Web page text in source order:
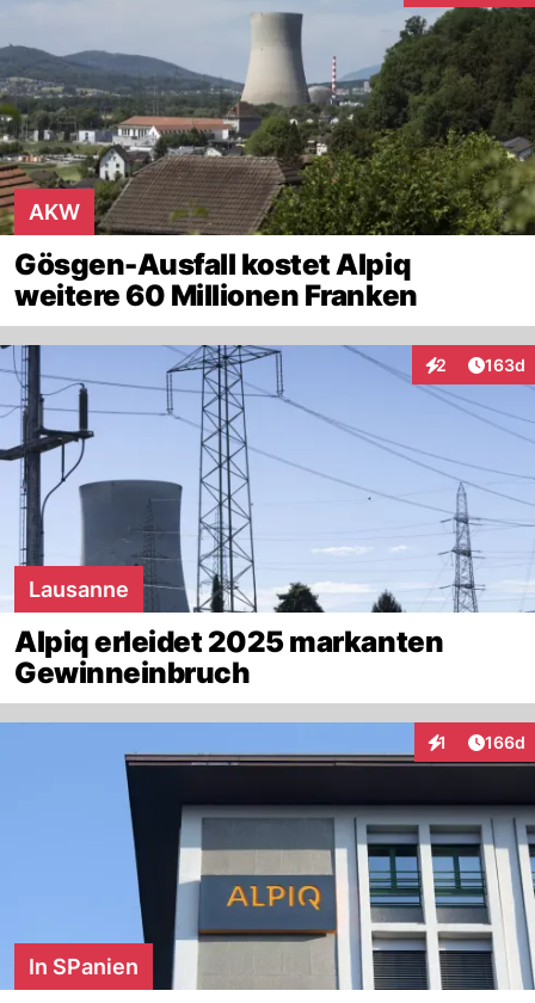
AKW
Gösgen-Ausfall kostet Alpiq
weitere 60 Millionen Franken
2
Interaktionen
163d
Lausanne
Alpiq erleidet 2025 markanten
Gewinneinbruch
1
Interaktionen
166d
In SPanien